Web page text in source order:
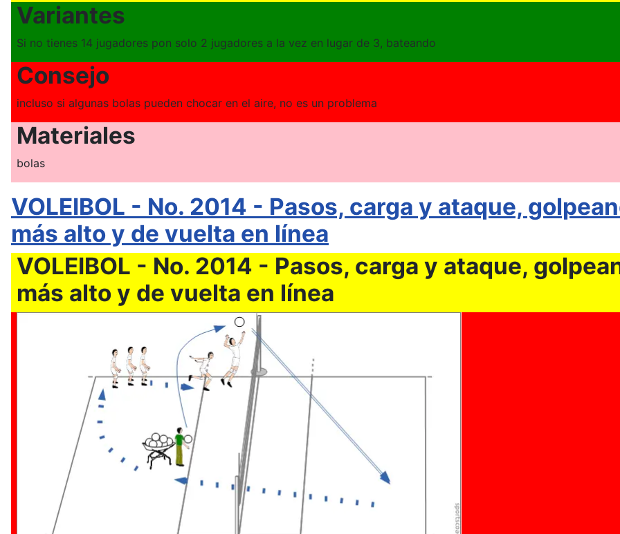
Variantes
Si no tienes 14 jugadores pon solo 2 jugadores a la vez en lugar de 3, bateando
Consejo
incluso si algunas bolas pueden chocar en el aire, no es un problema
Materiales
bolas
VOLEIBOL - No. 2014 - Pasos, carga y ataque,
más alto y de vuelta en línea
VOLEIBOL - No. 2014 - Pasos, carga y ataque,
más alto y de vuelta en línea